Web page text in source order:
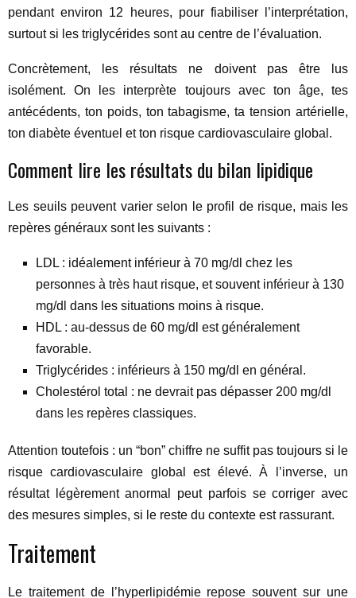
pendant environ 12 heures, pour fiabiliser l’interprétation,
surtout si les triglycérides sont au centre de l’évaluation.
Concrètement, les résultats ne doivent pas être lus
isolément. On les interprète toujours avec ton âge, tes
antécédents, ton poids, ton tabagisme, ta tension artérielle,
ton diabète éventuel et ton risque cardiovasculaire global.
Comment lire les résultats du bilan lipidique
Les seuils peuvent varier selon le profil de risque, mais les
repères généraux sont les suivants :
LDL : idéalement inférieur à 70 mg/dl chez les
personnes à très haut risque, et souvent inférieur à 130
mg/dl dans les situations moins à risque.
HDL : au-dessus de 60 mg/dl est généralement
favorable.
Triglycérides : inférieurs à 150 mg/dl en général.
Cholestérol total : ne devrait pas dépasser 200 mg/dl
dans les repères classiques.
Attention toutefois : un “bon” chiffre ne suffit pas toujours si le
risque cardiovasculaire global est élevé. À l’inverse, un
résultat légèrement anormal peut parfois se corriger avec
des mesures simples, si le reste du contexte est rassurant.
Traitement
Le traitement de l’hyperlipidémie repose souvent sur une